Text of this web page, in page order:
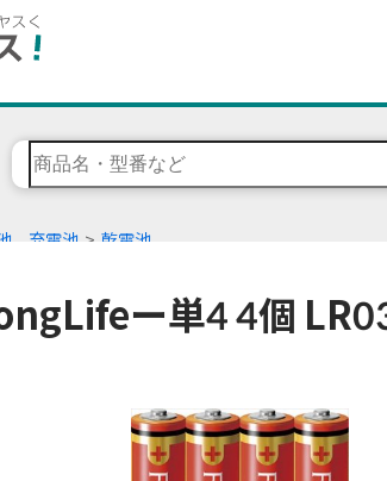
、充電池 乾電池
ー単4 4個